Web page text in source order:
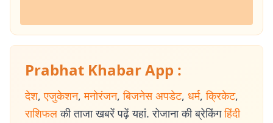
Prabhat Khabar App :
देश, एजुकेशन, मनोरंजन, बिजनेस अपडेट, धर्म, क्रिकेट,
राशिफल की ताजा खबरें पढ़ें यहां. रोजाना की ब्रेकिंग हिंदी